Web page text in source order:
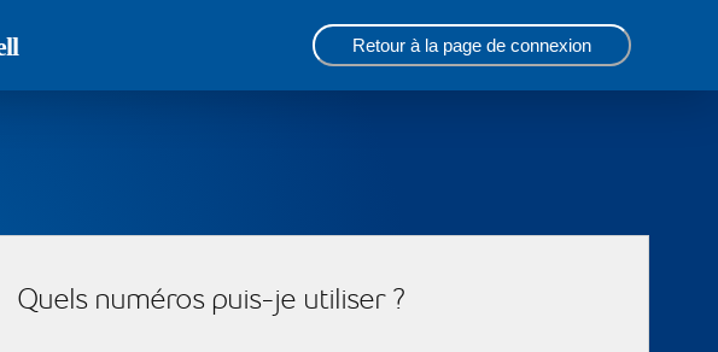
Retour à la page de connexion
Quels numéros puis-je utiliser ?